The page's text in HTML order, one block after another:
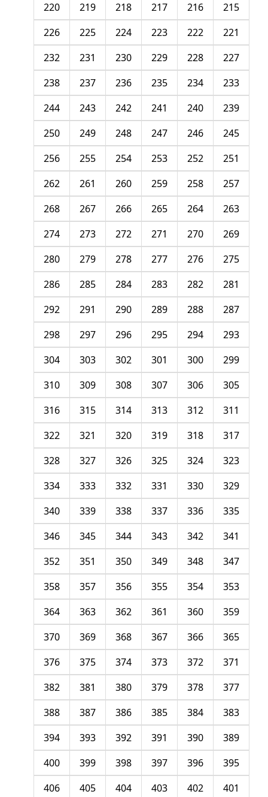
215
216
217
218
219
220
221
222
223
224
225
226
227
228
229
230
231
232
233
234
235
236
237
238
239
240
241
242
243
244
245
246
247
248
249
250
251
252
253
254
255
256
257
258
259
260
261
262
263
264
265
266
267
268
269
270
271
272
273
274
275
276
277
278
279
280
281
282
283
284
285
286
287
288
289
290
291
292
293
294
295
296
297
298
299
300
301
302
303
304
305
306
307
308
309
310
311
312
313
314
315
316
317
318
319
320
321
322
323
324
325
326
327
328
329
330
331
332
333
334
335
336
337
338
339
340
341
342
343
344
345
346
347
348
349
350
351
352
353
354
355
356
357
358
359
360
361
362
363
364
365
366
367
368
369
370
371
372
373
374
375
376
377
378
379
380
381
382
383
384
385
386
387
388
389
390
391
392
393
394
395
396
397
398
399
400
401
402
403
404
405
406